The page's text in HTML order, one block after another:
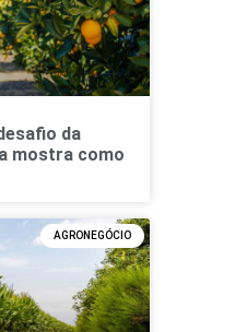
da
mostra como
AGRONEGÓCIO